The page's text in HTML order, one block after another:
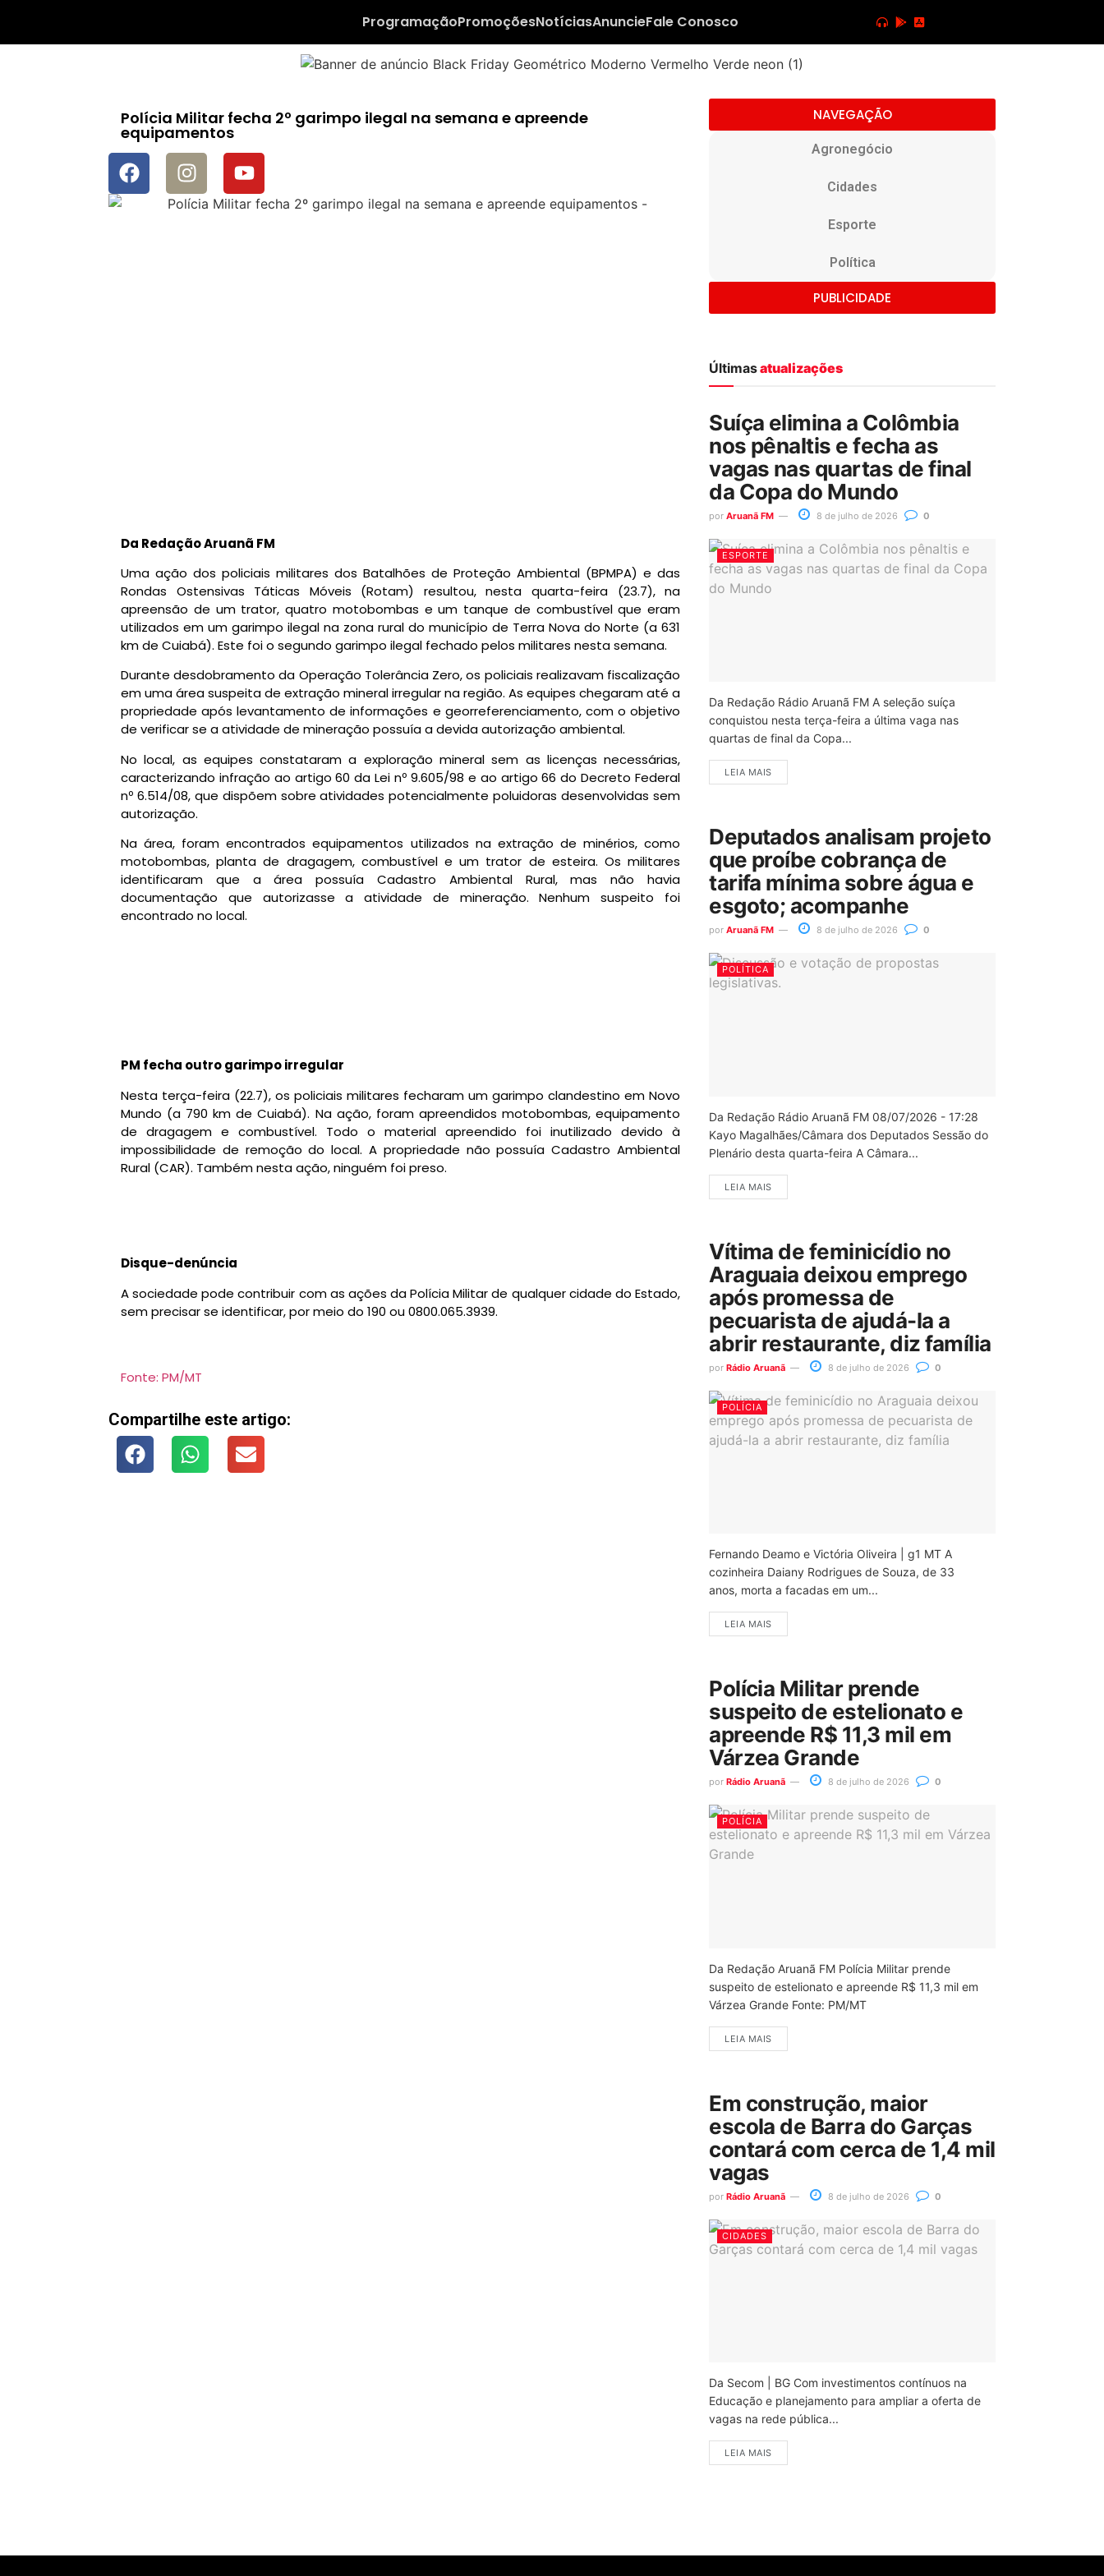
ProgramaçãoPromoçõesNotíciasAnuncieFale Conosco
Polícia Militar fecha 2º garimpo ilegal na semana e apreende
equipamentos
Da Redação Aruanã FM
Uma ação dos policiais militares dos Batalhões de Proteção Ambiental (BPMPA) e das
Rondas Ostensivas Táticas Móveis (Rotam) resultou, nesta quarta-feira (23.7), na
apreensão de um trator, quatro motobombas e um tanque de combustível que eram
utilizados em um garimpo ilegal na zona rural do município de Terra Nova do Norte (a 631
km de Cuiabá). Este foi o segundo garimpo ilegal fechado pelos militares nesta semana.
Durante desdobramento da Operação Tolerância Zero, os policiais realizavam fiscalização
em uma área suspeita de extração mineral irregular na região. As equipes chegaram até a
propriedade após levantamento de informações e georreferenciamento, com o objetivo
de verificar se a atividade de mineração possuía a devida autorização ambiental.
No local, as equipes constataram a exploração mineral sem as licenças necessárias,
caracterizando infração ao artigo 60 da Lei nº 9.605/98 e ao artigo 66 do Decreto Federal
nº 6.514/08, que dispõem sobre atividades potencialmente poluidoras desenvolvidas sem
autorização.
Na área, foram encontrados equipamentos utilizados na extração de minérios, como
motobombas, planta de dragagem, combustível e um trator de esteira. Os militares
identificaram que a área possuía Cadastro Ambiental Rural, mas não havia
documentação que autorizasse a atividade de mineração. Nenhum suspeito foi
encontrado no local.
PM fecha outro garimpo irregular
Nesta terça-feira (22.7), os policiais militares fecharam um garimpo clandestino em Novo
Mundo (a 790 km de Cuiabá). Na ação, foram apreendidos motobombas, equipamento
de dragagem e combustível. Todo o material apreendido foi inutilizado devido à
impossibilidade de remoção do local. A propriedade não possuía Cadastro Ambiental
Rural (CAR). Também nesta ação, ninguém foi preso.
Disque-denúncia
A sociedade pode contribuir com as ações da Polícia Militar de qualquer cidade do Estado,
sem precisar se identificar, por meio do 190 ou 0800.065.3939.
Fonte: PM/MT
Compartilhe este artigo:
NAVEGAÇÃO
Agronegócio
Cidades
Esporte
Política
PUBLICIDADE
Últimasatualizações
Suíça elimina a Colômbia
nos pênaltis e fecha as
vagas nas quartas de final
da Copa do Mundo
por Aruanã FM 8 de julho de 2026 0
ESPORTE
Da Redação Rádio Aruanã FM A seleção suíça
conquistou nesta terça-feira a última vaga nas
quartas de final da Copa...
LEIA MAIS
Deputados analisam projeto
que proíbe cobrança de
tarifa mínima sobre água e
esgoto; acompanhe
por Aruanã FM 8 de julho de 2026 0
POLÍTICA
Da Redação Rádio Aruanã FM 08/07/2026 - 17:28
Kayo Magalhães/Câmara dos Deputados Sessão do
Plenário desta quarta-feira A Câmara...
LEIA MAIS
Vítima de feminicídio no
Araguaia deixou emprego
após promessa de
pecuarista de ajudá-la a
abrir restaurante, diz família
por Rádio Aruanã 8 de julho de 2026 0
POLÍCIA
Fernando Deamo e Victória Oliveira | g1 MT A
cozinheira Daiany Rodrigues de Souza, de 33
anos, morta a facadas em um...
LEIA MAIS
Polícia Militar prende
suspeito de estelionato e
apreende R$ 11,3 mil em
Várzea Grande
por Rádio Aruanã 8 de julho de 2026 0
POLÍCIA
Da Redação Aruanã FM Polícia Militar prende
suspeito de estelionato e apreende R$ 11,3 mil em
Várzea Grande Fonte: PM/MT
LEIA MAIS
Em construção, maior
escola de Barra do Garças
contará com cerca de 1,4 mil
vagas
por Rádio Aruanã 8 de julho de 2026 0
CIDADES
Da Secom | BG Com investimentos contínuos na
Educação e planejamento para ampliar a oferta de
vagas na rede pública...
LEIA MAIS